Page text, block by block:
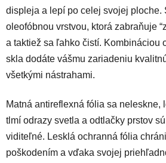
displeja a lepí po celej svojej ploche.
oleofóbnou vrstvou, ktorá zabraňuje
a taktiež sa ľahko čistí. Kombináciou
skla dodáte vášmu zariadeniu
všetkými nástrahami.
Matná antireflexná fólia sa neleskne,
tlmí odrazy svetla a odtlačky prstov
viditeľné. Lesklá ochranná fólia
poškodením a vďaka svojej